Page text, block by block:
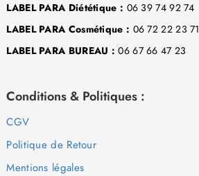
LABEL PARA Diététique : 06 39 74 92 74
LABEL PARA Cosmétique : 06 72 22 23 71
LABEL PARA BUREAU : 06 67 66 47 23
Conditions & Politiques :
CGV
Politique de Retour
Mentions légales